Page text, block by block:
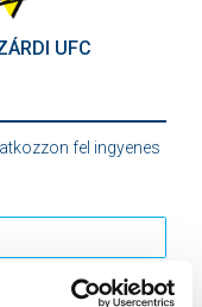
UFC
fel ingyenes